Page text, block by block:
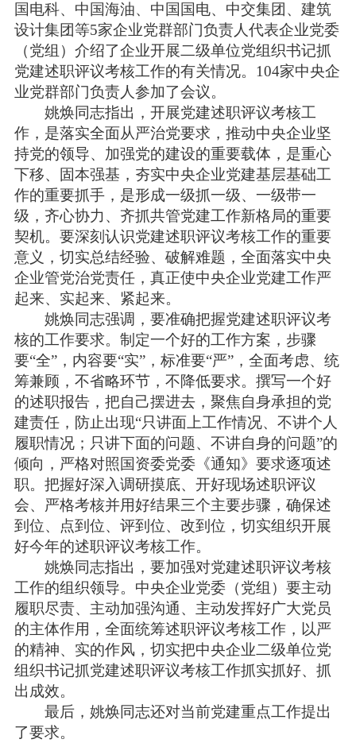
国电科、中国海油、中国国电、中交集团、建筑
设计集团等5家企业党群部门负责人代表企业党委
（党组）介绍了企业开展二级单位党组织书记抓
党建述职评议考核工作的有关情况。104家中央企
业党群部门负责人参加了会议。
姚焕同志指出，开展党建述职评议考核工
作，是落实全面从严治党要求，推动中央企业坚
持党的领导、加强党的建设的重要载体，是重心
下移、固本强基，夯实中央企业党建基层基础工
作的重要抓手，是形成一级抓一级、一级带一
级，齐心协力、齐抓共管党建工作新格局的重要
契机。要深刻认识党建述职评议考核工作的重要
意义，切实总结经验、破解难题，全面落实中央
企业管党治党责任，真正使中央企业党建工作严
起来、实起来、紧起来。
姚焕同志强调，要准确把握党建述职评议考
核的工作要求。制定一个好的工作方案，步骤
要“全”，内容要“实”，标准要“严”，全面考虑、统
筹兼顾，不省略环节，不降低要求。撰写一个好
的述职报告，把自己摆进去，聚焦自身承担的党
建责任，防止出现“只讲面上工作情况、不讲个人
履职情况；只讲下面的问题、不讲自身的问题”的
倾向，严格对照国资委党委《通知》要求逐项述
职。把握好深入调研摸底、开好现场述职评议
会、严格考核并用好结果三个主要步骤，确保述
到位、点到位、评到位、改到位，切实组织开展
好今年的述职评议考核工作。
姚焕同志指出，要加强对党建述职评议考核
工作的组织领导。中央企业党委（党组）要主动
履职尽责、主动加强沟通、主动发挥好广大党员
的主体作用，全面统筹述职评议考核工作，以严
的精神、实的作风，切实把中央企业二级单位党
组织书记抓党建述职评议考核工作抓实抓好、抓
出成效。
最后，姚焕同志还对当前党建重点工作提出
了要求。